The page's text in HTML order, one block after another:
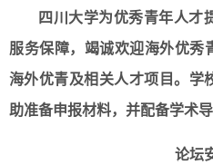
四川大学为优秀青年人才
服务保障，竭诚欢迎海外优秀
海外优青及相关人才项目。学
助准备申报材料，并配备学术
论坛